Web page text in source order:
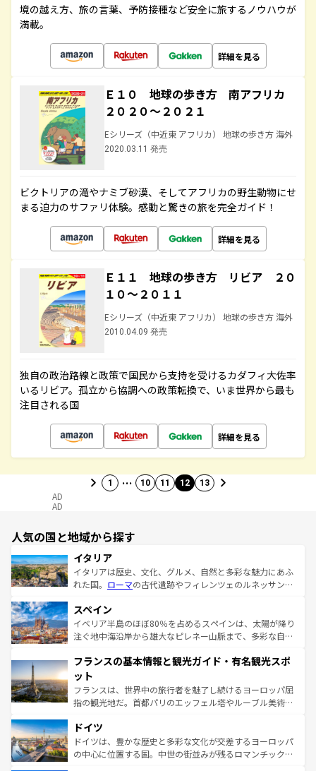
境の越え方、旅の言葉、予防接種など安全に旅するノウハウが
満載。
詳細を見る
Ｅ１０ 地球の歩き方 南アフリカ
２０２０～２０２１
Eシリーズ（中近東 アフリカ） 地球の歩き方 海外
2020.03.11 発売
ビクトリアの滝やナミブ砂漠、そしてアフリカの野生動物にせ
まる迫力のサファリ体験。感動と驚きの旅を完全ガイド！
詳細を見る
Ｅ１１ 地球の歩き方 リビア ２０
１０～２０１１
Eシリーズ（中近東 アフリカ） 地球の歩き方 海外
2010.04.09 発売
独自の政治路線と政策で国民から支持を受けるカダフィ大佐率
いるリビア。孤立から協調への政策転換で、いま世界から最も
注目される国
詳細を見る
1 … 10 11 12 13
AD
AD
人気の国と地域から探す
イタリア
イタリアは歴史、文化、グルメ、自然と多彩な魅力にあふ
れた国。 ローマの古代遺跡やフィレンツェのルネッサンス
ろん、トスカーナの美しい田園風景やアマルフィ海岸の絶
景など、自然景観も見逃せない。観光の合間には、本場の
ピザやパスタなど、絶品のイタリア料理を堪能することも
ませてくれるイタリアで、忘れられない旅をしてみよう！
なお、新着のイタリア情報は
しい。
スペイン
イベリア半島のほぼ80％を占めるスペインは、太陽が降り
注ぐ地中海沿岸から雄大なピレネー山脈まで、多彩な自然
文化が根付くこの国では、情熱的なフラメンコ、熱気あふ
れる闘牛、そして美味しいタパスが生活の一部となってい
る。首都マドリードの洗練された雰囲気や、バルセロナの
アートに溢れた街角から、地方では古代ローマ遺跡や中世
せる。地方によって風土や気候が異なるスペインはその個
性で訪れる人を魅了する。 なお、新着のスペイン情報は コ
ンテンツ一覧を参照してほしい。
フランスの基本情報と観光ガイド・有名観光スポ
ット
フランスは、世界中の旅行者を魅了し続けるヨーロッパ屈
指の観光地だ。首都パリのエッフェル塔やルーブル美術館
で、幅広い魅力が詰まっている。華麗な宮殿、歴史的な大
聖堂、美しいビーチ、そして豊かな自然が、訪れる者を心
から魅了する。また、フランスは美食の国としても知ら
ドイツ
ドイツは、豊かな歴史と多彩な文化が交差するヨーロッパ
の中心に位置する国。中世の街並みが残るロマンチック街